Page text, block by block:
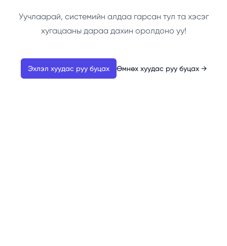
Уучлаарай, системийн алдаа гарсан тул та хэсэг
хугацааны дараа дахин оролдоно уу!
Эхлэл хуудас руу буцах Өмнөх хуудас руу буцах →